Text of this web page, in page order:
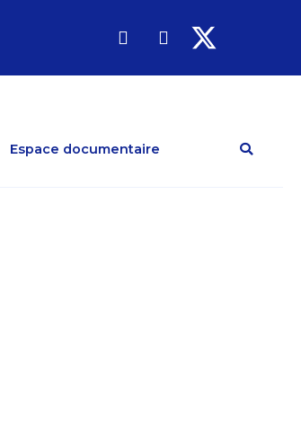
Espace documentaire